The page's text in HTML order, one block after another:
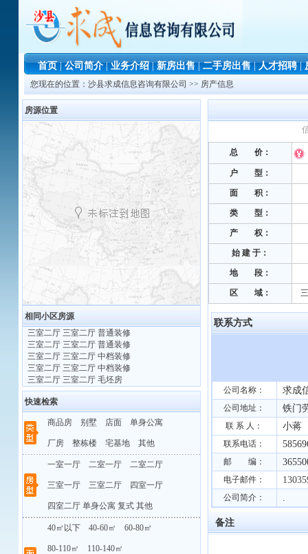
首页|公司简介|业务介绍|新房出售|二手房出售|人才招聘|
您现在的位置： 沙县求成信息咨询有限公司 >> 房产信息
房源位置
相同小区房源
三室二厅 三室二厅 普通装修
三室二厅 三室二厅 普通装修
三室二厅 三室二厅 中档装修
三室二厅 三室二厅 中档装修
三室二厅 三室二厅 毛坯房
快速检索
商品房 别墅 店面 单身公寓
厂房 整栋楼 宅基地 其他
一室一厅 二室一厅 二室二厅
三室一厅 三室二厅 四室一厅
四室二厅 单身公寓 复式 其他
40㎡以下 40-60㎡ 60-80㎡
80-110㎡ 110-140㎡
总 价：
户 型：
面 积：
类 型：
产 权：
始 建 于：
地 段：
区 域： 三
联系方式
公司名称： 求成
公司地址： 铁门
联 系 人： 小蒋
联系电话：
邮 编：
电子邮件：
公司简介： .
备注